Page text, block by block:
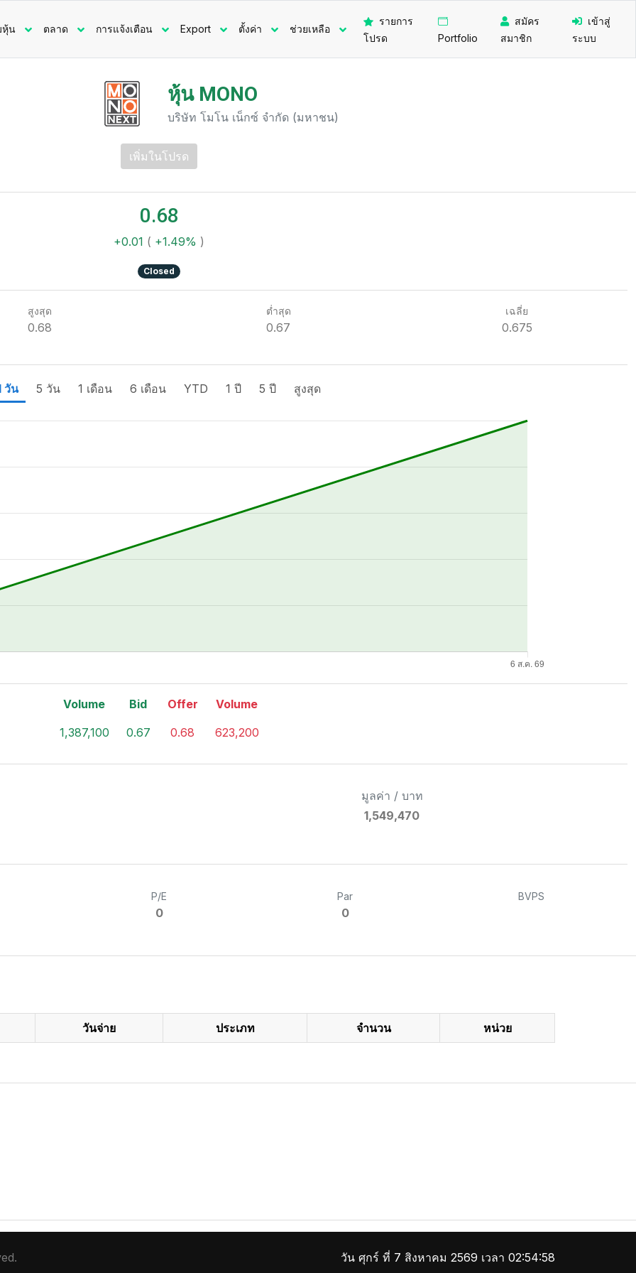
หุ้น ตลาด การแจ้งเตือน Export ตั้งค่า ช่วยเหลือ
รายการ
โปรด
Portfolio
สมัคร
สมาชิก
เข้าสู่
ระบบ
หุ้น MONO
บริษัท โมโน เน็กซ์ จำกัด (มหาชน)
เพิ่มในโปรด
0.68
+0.01 ( +1.49% )
Closed
สูงสุด
0.68
ต่ำสุด
0.67
เฉลี่ย
0.675
วัน 5 วัน 1 เดือน 6 เดือน YTD 1 ปี 5 ปี สูงสุด
Volume
1,387,100
Bid
0.67
Offer
0.68
Volume
623,200
มูลค่า / บาท
1,549,470
P/E
0
Par
0
BVPS
วันจ่าย ประเภท จำนวน หน่วย
วัน ศุกร์ ที่ 7 สิงหาคม 2569 เวลา 02:54:58